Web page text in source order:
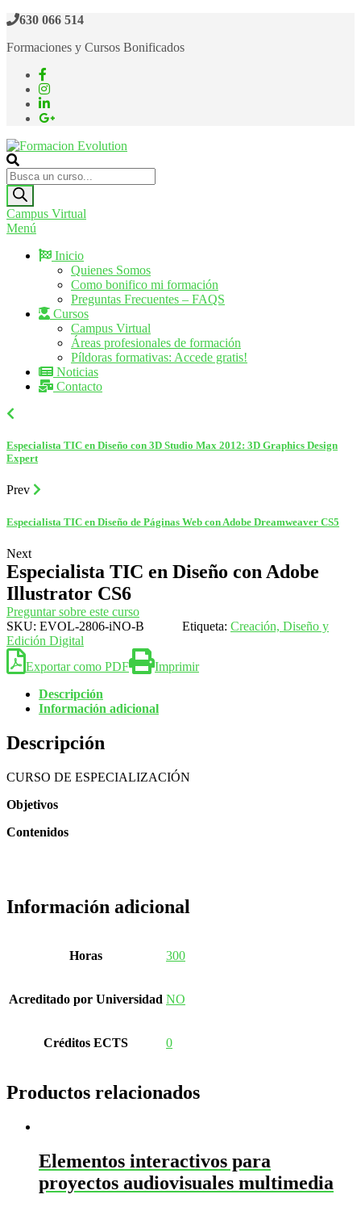
Saltar
contenido
630 066 514
Formaciones y Cursos Bonificados
Formacion Evolution
Cursos de formación continua
Búsqueda
de
productos
Campus Virtual
Menú
Inicio
Quienes Somos
Como bonifico mi formación
Preguntas Frecuentes – FAQS
Cursos
Campus Virtual
Áreas profesionales de formación
Píldoras formativas: Accede gratis!
Noticias
Contacto
Especialista TIC en Diseño con 3D Studio Max 2012: 3D Graphics Design
Expert
Prev
Especialista TIC en Diseño de Páginas Web con Adobe Dreamweaver CS5
Next
Especialista TIC en Diseño con Adobe
Illustrator CS6
Preguntar sobre este curso
SKU: EVOL-2806-iNO-B Etiqueta: Creación, Diseño y
Edición Digital
Exportar como PDF
Imprimir
Descripción
Información adicional
Descripción
CURSO DE ESPECIALIZACIÓN
Objetivos
Contenidos
Información adicional
Horas 300
Acreditado por Universidad NO
Créditos ECTS 0
Productos relacionados
Elementos interactivos para
proyectos audiovisuales multimedia